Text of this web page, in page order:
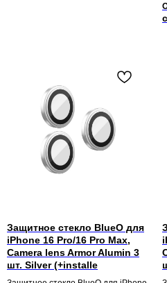
Защитное стекло BlueO для
iPhone 16 Pro/16 Pro Max,
Camera lens Armor Alumin 3
шт. Silver (+installe